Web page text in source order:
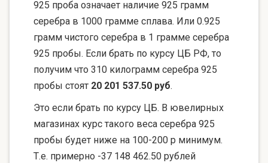
925 проба означает наличие 925 грамм
серебра в 1000 грамме сплава. Или 0.925
грамм чистого серебра в 1 грамме серебра
925 пробы. Если брать по курсу ЦБ РФ, то
получим что 310 килограмм серебра 925
пробы стоят 20 201 537.50 руб.
Это если брать по курсу ЦБ. В ювелирных
магазинах курс такого веса серебра 925
пробы будет ниже на 100-200 р минимум.
Т.е. примерно -37 148 462.50 рублей